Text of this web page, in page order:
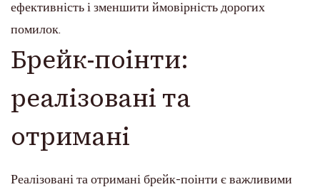
ефективність і зменшити ймовірність дорогих
помилок.
Брейк-поінти:
реалізовані та
отримані
Реалізовані та отримані брейк-поінти є важливими